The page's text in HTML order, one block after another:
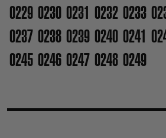
0229 0230 0231 0232 0233
0237 0238 0239 0240 0241
0245 0246 0247 0248 0249